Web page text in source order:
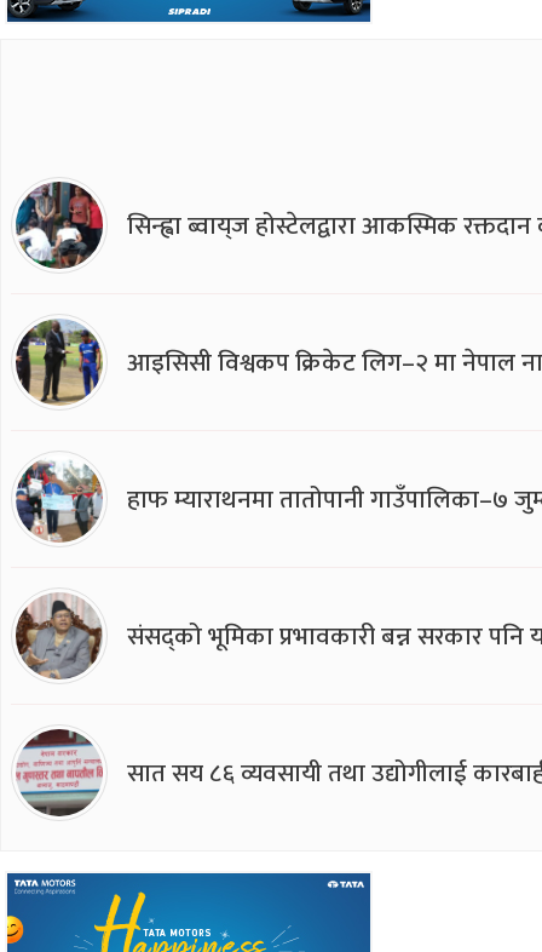
सिन्ह्वा ब्वाय्‌ज होस्टेलद्वारा आकस्मिक
आइसिसी विश्वकप क्रिकेट लिग–२ मा नेपाल
हाफ म्याराथनमा तातोपानी गाउँपालिका–७
संसद्को भूमिका प्रभावकारी बन्न सरकार पनि
सात सय ८६ व्यवसायी तथा उद्योगीलाई